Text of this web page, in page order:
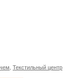
, Текстильный центр